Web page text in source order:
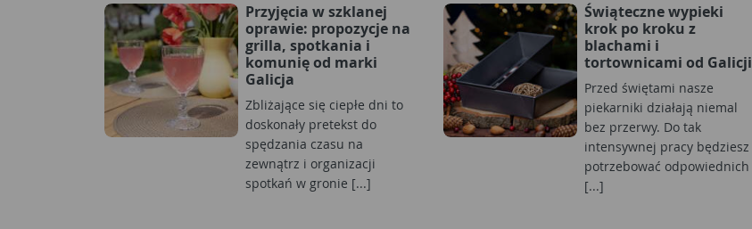
Przyjęcia w szklanej
oprawie: propozycje na
grilla, spotkania i
komunię od marki
Galicja
Zbliżające się ciepłe dni to
doskonały pretekst do
spędzania czasu na
zewnątrz i organizacji
spotkań w gronie [...]
Świąteczne wypieki
krok po kroku z
blachami i
tortownicami od Galicji
Przed świętami nasze
piekarniki działają niemal
bez przerwy. Do tak
intensywnej pracy będziesz
potrzebować odpowiednich
[...]